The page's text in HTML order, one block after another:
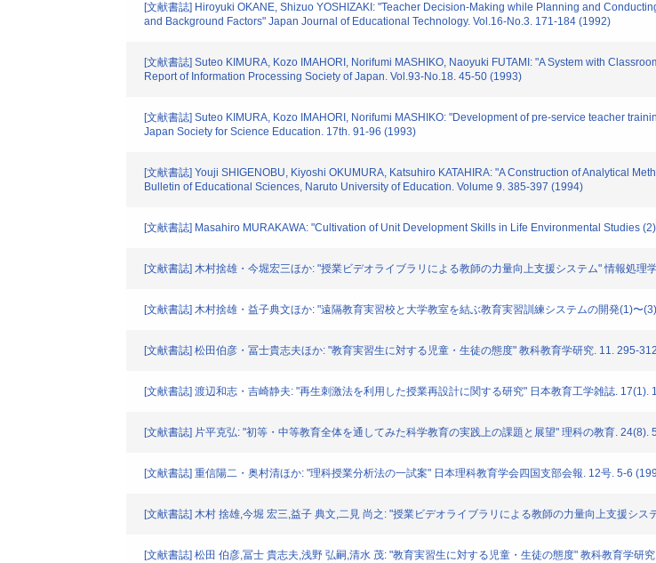
[文献書誌] Hiroyuki OKANE, Shizuo YOSHIZAKI: "Teacher Decision-Making while Planning and
and Background Factors" Japan Journal of Educational Technology. Vol.16-No.3. 171-184 (1992)
[文献書誌] Suteo KIMURA, Kozo IMAHORI, Norifumi MASHIKO, Naoyuki FUTAMI: "A System with
Report of Information Processing Society of Japan. Vol.93-No.18. 45-50 (1993)
[文献書誌] Suteo KIMURA, Kozo IMAHORI, Norifumi MASHIKO: "Development of pre-service teacher
Japan Society for Science Education. 17th. 91-96 (1993)
[文献書誌] Youji SHIGENOBU, Kiyoshi OKUMURA, Katsuhiro KATAHIRA: "A Construction of Analytical
Bulletin of Educational Sciences, Naruto University of Education. Volume 9. 385-397 (1994)
[文献書誌] Masahiro MURAKAWA: "Cultivation of Unit Development Skills in Life Environmental Studies
[文献書誌] 木村捨雄・今堀宏三ほか: "授業ビデオライブラリによる教師の力量向上支援システム" 情報処
[文献書誌] 木村捨雄・益子典文ほか: "遠隔教育実習校と大学教室を結ぶ教育実習訓練システムの開発(1)〜
[文献書誌] 松田伯彦・冨士貴志夫ほか: "教育実習生に対する児童・生徒の態度" 教科教育学研究. 11. 295-
[文献書誌] 渡辺和志・吉崎静夫: "再生刺激法を利用した授業再設計に関する研究" 日本教育工学雑誌. 17(1).
[文献書誌] 片平克弘: "初等・中等教育全体を通してみた科学教育の実践上の課題と展望" 理科の教育. 24(8).
[文献書誌] 重信陽二・奥村清ほか: "理科授業分析法の一試案" 日本理科教育学会四国支部会報. 12号. 5-6
[文献書誌] 木村 捨雄,今堀 宏三,益子 典文,二見 尚之: "授業ビデオライブラリによる教師の力量向上支援シ
[文献書誌] 松田 伯彦,冨士 貴志夫,浅野 弘嗣,清水 茂: "教育実習生に対する児童・生徒の態度" 教科教育学研